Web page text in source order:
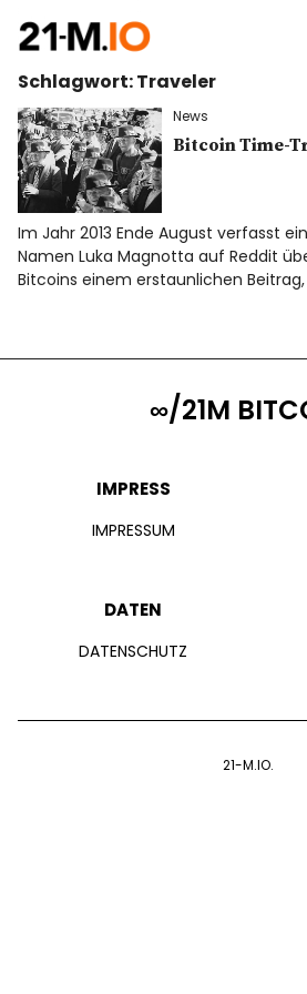
∞/21M BITCOIN
BEGINN
BITCOIN
ANALYSEN
NEWS
Schlagwort:Traveler
News
Bitcoin Time-
Im Jahr 2013 Ende August verfasst
Namen Luka Magnotta auf Reddit
Bitcoins einem erstaunlichen
∞/21M
IMPRESS
IMPRESSUM
DATEN
DATENSCHUTZ
21-M.IO